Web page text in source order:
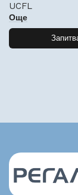
UCFL
Още